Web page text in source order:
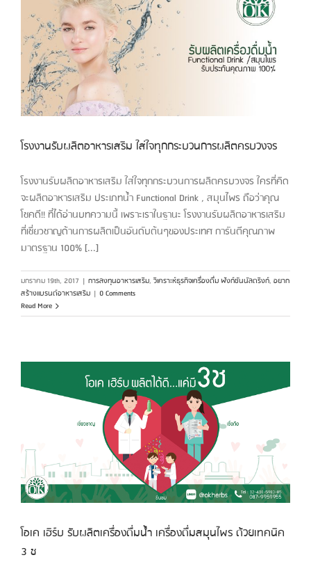
โรงงานรับผลิตอาหารเสริม ใส่ใจทุกกระบวนการผลิตครบวงจร
โรงงานรับผลิตอาหารเสริม ใส่ใจทุกกระบวนการผลิตครบวงจร ใครที่คิด
จะผลิตอาหารเสริม ประเภทน้ำ Functional Drink , สมุนไพร ถือว่าคุณ
โชคดี!! ที่ได้อ่านบทความนี้ เพราะเราในฐานะ โรงงานรับผลิตอาหารเสริม
ที่เชี่ยวชาญด้านการผลิตเป็นอันดับต้นๆของประเทศ การันตีคุณภาพ
มาตรฐาน 100% [...]
มกราคม 19th, 2017 | การลงทุนอาหารเสริม, วิเคราะห์ธุรกิจเครื่องดื่ม ฟังก์ชันนัลดริงก์, อยาก
สร้างแบรนด์อาหารเสริม | 0 Comments
Read More
โอเค เฮิร์บ รับผลิตเครื่องดื่มน้ำ เครื่องดื่มสมุนไพร ด้วยเทคนิค
3 ช